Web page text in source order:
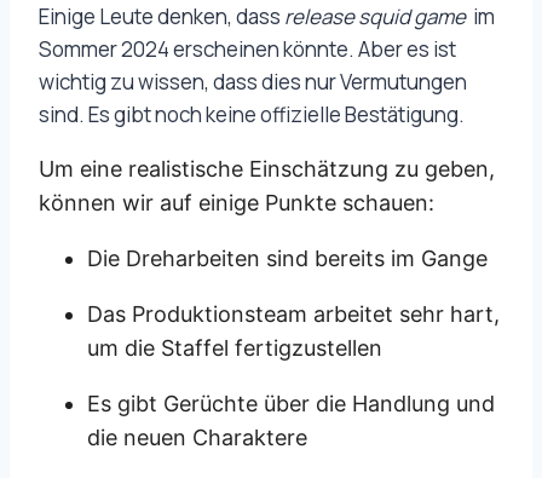
Einige Leute denken, dass release squid game im
Sommer 2024 erscheinen könnte. Aber es ist
wichtig zu wissen, dass dies nur Vermutungen
sind. Es gibt noch keine offizielle Bestätigung.
Um eine realistische Einschätzung zu geben,
können wir auf einige Punkte schauen:
Die Dreharbeiten sind bereits im Gange
Das Produktionsteam arbeitet sehr hart,
um die Staffel fertigzustellen
Es gibt Gerüchte über die Handlung und
die neuen Charaktere